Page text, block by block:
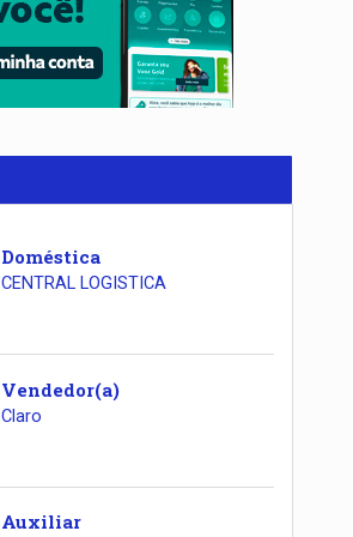
Doméstica
CENTRAL LOGISTICA
Vendedor(a)
Claro
Auxiliar